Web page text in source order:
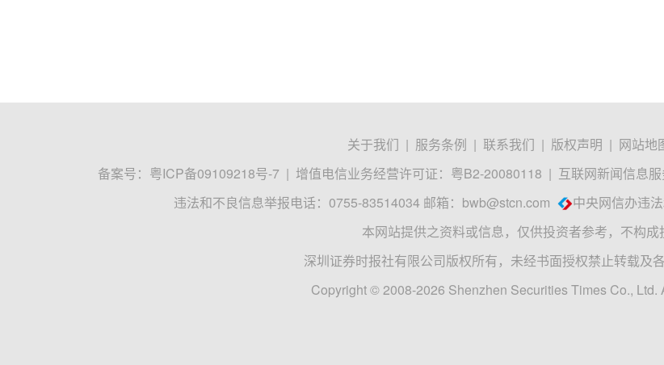
关于我们 | 服务条例 | 联系我们 | 版权声明 | 网站地
备案号： 粤ICP备09109218号-7 | 增值电信业务经营许可证：粤B2-20080118 | 互联网新闻信息
违法和不良信息举报电话：0755-83514034 邮箱： bwb@stcn.com 中央网信办违
本网站提供之资料或信息，仅供投资者参考，不构成
深圳证券时报社有限公司版权所有，未经书面授权禁止转载及
Copyright © 2008-2026 Shenzhen Securities Times Co., Ltd.